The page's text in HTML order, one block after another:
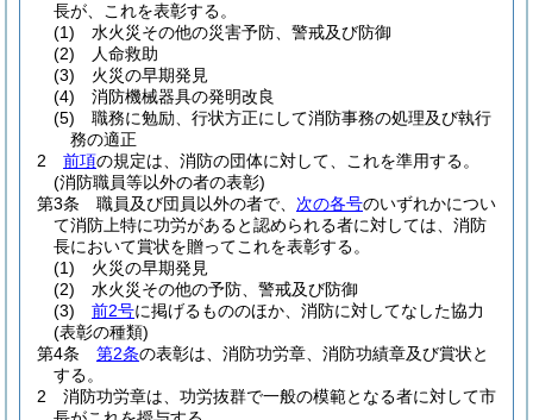
長が、これを表彰する。
(1)
水火災その他の災害予防、警戒及び防御
(2)
人命救助
(3)
火災の早期発見
(4)
消防機械器具の発明改良
(5)
職務に勉励、行状方正にして消防事務の処理及び執行
務の適正
2
前項の規定は、消防の団体に対して、これを準用する。
(消防職員等以外の者の表彰)
第3条
職員及び団員以外の者で、 次の各号のいずれかについ
て消防上特に功労があると認められる者に対しては、消防
長において賞状を贈ってこれを表彰する。
(1)
火災の早期発見
(2)
水火災その他の予防、警戒及び防御
(3)
前2号に掲げるもののほか、消防に対してなした協力
(表彰の種類)
第4条
第2条の表彰は、消防功労章、消防功績章及び賞状と
する。
2
消防功労章は、功労抜群で一般の模範となる者に対して市